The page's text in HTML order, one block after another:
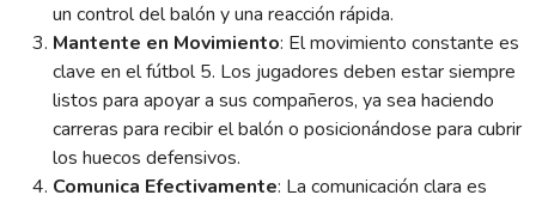
un control del balón y una reacción rápida.
Mantente en Movimiento: El movimiento constante es
clave en el fútbol 5. Los jugadores deben estar siempre
listos para apoyar a sus compañeros, ya sea haciendo
carreras para recibir el balón o posicionándose para cubrir
los huecos defensivos.
Comunica Efectivamente: La comunicación clara es